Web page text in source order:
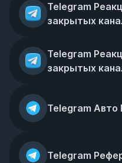
Telegram
закрытых
Telegram
закрытых
Telegram Авто
Telegram